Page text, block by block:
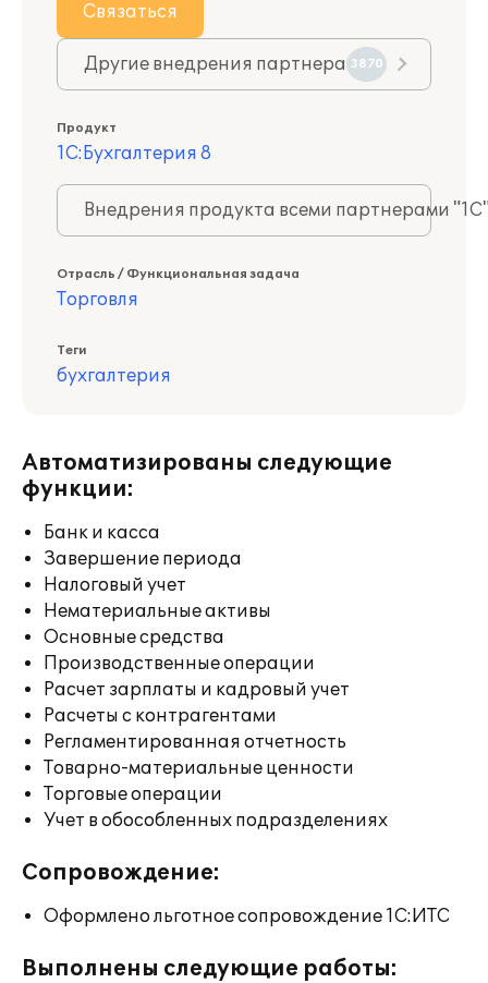
Связаться
Другие внедрения партнера 3870
Продукт
1С:Бухгалтерия 8
Внедрения продукта всеми партнерами
Отрасль / Функциональная задача
Торговля
Теги
бухгалтерия
Автоматизированы следующие
функции:
Банк и касса
Завершение периода
Налоговый учет
Нематериальные активы
Основные средства
Производственные операции
Расчет зарплаты и кадровый учет
Расчеты с контрагентами
Регламентированная отчетность
Товарно-материальные ценности
Торговые операции
Учет в обособленных подразделениях
Сопровождение:
Оформлено льготное сопровождение 1С:ИТС
Выполнены следующие работы: